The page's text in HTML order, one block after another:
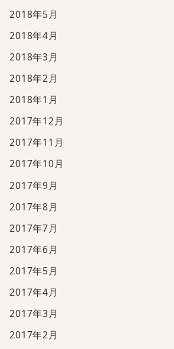
2018年5月
2018年4月
2018年3月
2018年2月
2018年1月
2017年12月
2017年11月
2017年10月
2017年9月
2017年8月
2017年7月
2017年6月
2017年5月
2017年4月
2017年3月
2017年2月